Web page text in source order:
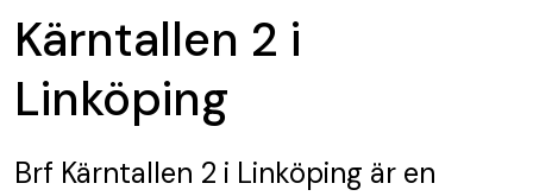
Kärntallen 2 i
Linköping
Brf Kärntallen 2 i Linköping är en